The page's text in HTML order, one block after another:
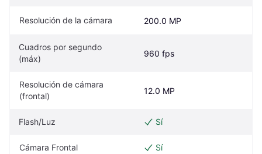
Resolución de la cámara 200.0 MP
Cuadros por segundo
(máx)
960 fps
Resolución de cámara
(frontal)
12.0 MP
Flash/Luz Sí
Cámara Frontal Sí